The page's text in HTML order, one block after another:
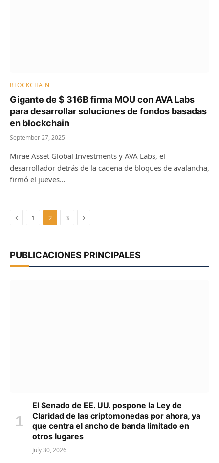
BLOCKCHAIN
Gigante de $ 316B firma MOU con AVA Labs
para desarrollar soluciones de fondos basadas
en blockchain
September 27, 2025
Mirae Asset Global Investments y AVA Labs, el
desarrollador detrás de la cadena de bloques de avalancha,
firmó el jueves…
Previous
1 2 3 Next
PUBLICACIONES PRINCIPALES
El Senado de EE. UU. pospone la Ley de
Claridad de las criptomonedas por ahora, ya
que centra el ancho de banda limitado en
otros lugares
July 30, 2026